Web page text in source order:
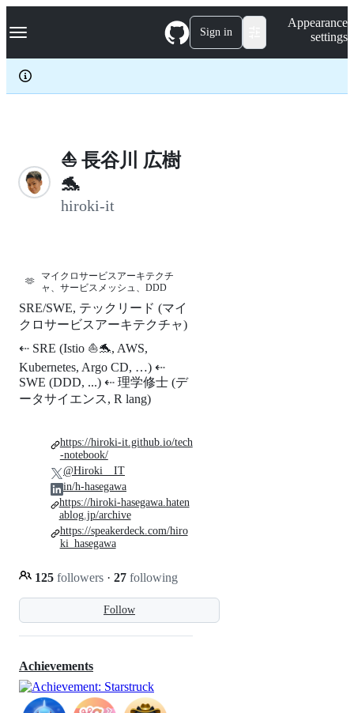
k
p
c
Navigation Menu Sign in
Appearance
settings
⛵️ 長谷川 広樹
🐬
hiroki-it
🫶
マイクロサービスアーキテクチ
ャ、サービスメッシュ、DDD
Follow
SRE/SWE, テックリード (マイ
クロサービスアーキテクチャ)
⇠ SRE (Istio ⛵️🐬, AWS,
Kubernetes, Argo CD, …) ⇠
SWE (DDD, ...) ⇠ 理学修士 (デ
ータサイエンス, R lang)
125 followers · 27 following
https://hiroki-it.github.io/tech
-notebook/
@Hiroki__IT
in/h-hasegawa
https://hiroki-hasegawa.haten
ablog.jp/archive
https://speakerdeck.com/hiro
ki_hasegawa
Achievements